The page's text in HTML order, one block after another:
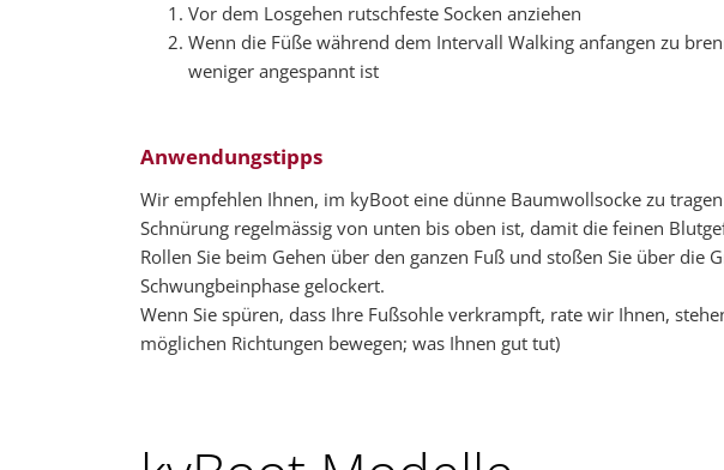
Vor dem Losgehen rutschfeste Socken anziehen
Wenn die Füße während dem Intervall Walking anfangen zu
weniger angespannt ist
Anwendungstipps
Wir empfehlen Ihnen, im kyBoot eine dünne Baumwollsocke zu
Schnürung regelmässig von unten bis oben ist, damit die feinen
Rollen Sie beim Gehen über den ganzen Fuß und stoßen Sie über
Schwungbeinphase gelockert.
Wenn Sie spüren, dass Ihre Fußsohle verkrampft, rate wir Ihnen,
möglichen Richtungen bewegen; was Ihnen gut tut)